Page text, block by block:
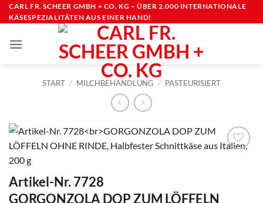
Zum
Inhalt
CARL FR. SCHEER GMBH + CO. KG – ÜBER 2.000 INTERNATIONALE
KÄSESPEZIALITÄTEN AUS EINER HAND!
START / MILCHBEHANDLUNG / PASTEURISIERT
Artikel-Nr. 7728
GORGONZOLA DOP ZUM LÖFFELN